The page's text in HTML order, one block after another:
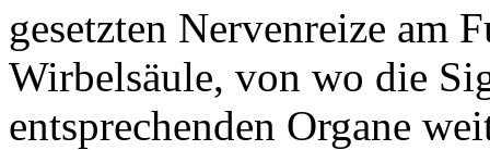
gesetzten Nervenreize am
Wirbelsäule, von wo die
entsprechenden Organe